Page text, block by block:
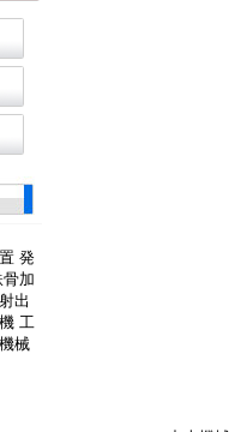
発
骨加
射出
工
械